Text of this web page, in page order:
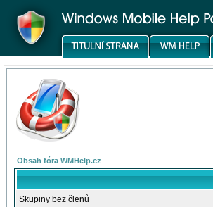
Obsah fóra WMHelp.cz
Skupiny bez členů